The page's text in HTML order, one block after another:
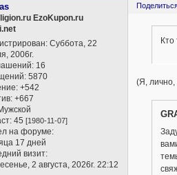
EzoKupon.ru
: Суббота, 22
2006г.
16
5870
+542
+667
45[1980-11-07]
на форуме:
17 дней
визит:
2 августа, 2026г. 22:12
Кто
(Я, лично,